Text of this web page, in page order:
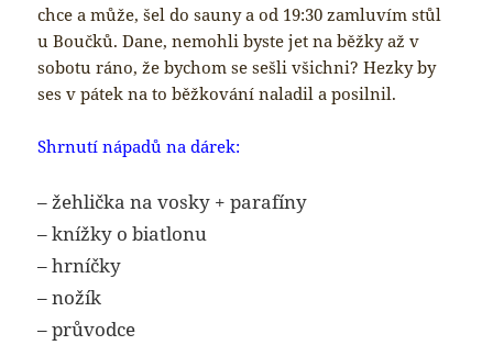
chce a může, šel do sauny a od 19:30 zamluvím stůl
u Boučků. Dane, nemohli byste jet na běžky až v
sobotu ráno, že bychom se sešli všichni? Hezky by
ses v pátek na to běžkování naladil a posilnil.
Shrnutí nápadů na dárek:
– žehlička na vosky + parafíny
– knížky o biatlonu
– hrníčky
– nožík
– průvodce